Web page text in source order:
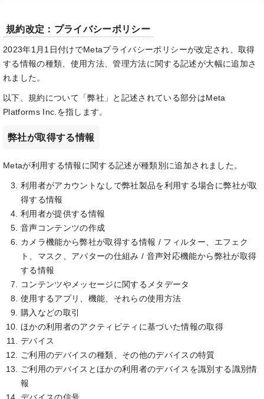
規約改定：プライバシーポリシー
2023年1月1日付けでMetaプライバシーポリシーが改定され、取得
する情報の種類、使用方法、管理方法に関する記述が大幅に追加さ
れました。
以下、規約について「弊社」と記述されている部分はMeta
Platforms Inc.を指します。
弊社が取得する情報
Metaが利用する情報に関する記述が種類別に追加されました。
利用者がアカウントなしで弊社製品を利用する場合に弊社が取
得する情報
利用者が提供する情報
音声コンテンツの作成
カメラ機能から弊社が取得する情報 / フィルター、エフェク
ト、マスク、アバターの仕組み / 音声対応機能から弊社が取得
する情報
コンテンツやメッセージに関するメタデータ
使用するアプリ、機能、それらの使用方法
購入などの取引
ほかの利用者のアクティビティに基づいた情報の取得
デバイス
ご利用のデバイスの種類、その他のデバイスの特質
ご利用のデバイスとほかの利用者のデバイスを識別する識別情
報